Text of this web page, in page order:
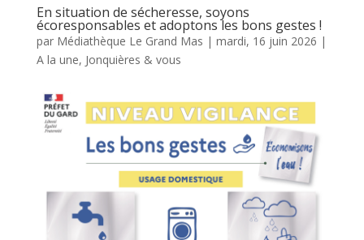
En situation de sécheresse, soyons
écoresponsables et adoptons les bons gestes !
par Médiathèque Le Grand Mas | mardi, 16 juin 2026 |
A la une, Jonquières & vous